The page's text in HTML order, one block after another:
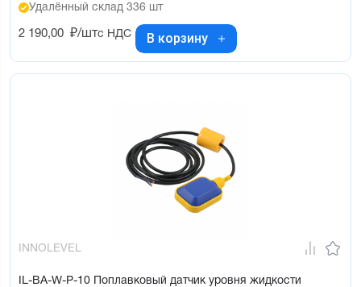
Удалённый склад 336 шт
2 190,00 ₽/штс НДС В корзину
INNOLEVEL
IL-BA-W-P-10 Поплавковый датчик уровня жидкости